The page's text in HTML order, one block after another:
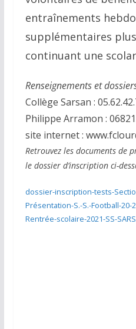
entraînements
supplémentaires
continuant une
Renseignements et
Collège Sarsan :
Philippe Arramon :
site internet :
Retrouvez les documents de
le dossier d’inscription ci-
dossier-inscription-tests-
Présentation-S.-S.-Football-20-
Rentrée-scolaire-2021-SS-